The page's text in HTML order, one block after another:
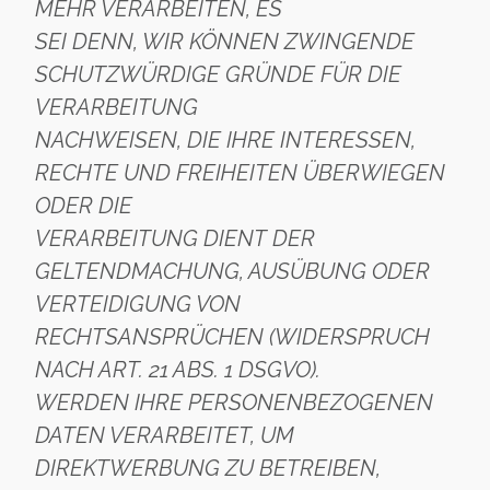
MEHR VERARBEITEN, ES
SEI DENN, WIR KÖNNEN ZWINGENDE
SCHUTZWÜRDIGE GRÜNDE FÜR DIE
VERARBEITUNG
NACHWEISEN, DIE IHRE INTERESSEN,
RECHTE UND FREIHEITEN ÜBERWIEGEN
ODER DIE
VERARBEITUNG DIENT DER
GELTENDMACHUNG, AUSÜBUNG ODER
VERTEIDIGUNG VON
RECHTSANSPRÜCHEN (WIDERSPRUCH
NACH ART. 21 ABS. 1 DSGVO).
WERDEN IHRE PERSONENBEZOGENEN
DATEN VERARBEITET, UM
DIREKTWERBUNG ZU BETREIBEN,